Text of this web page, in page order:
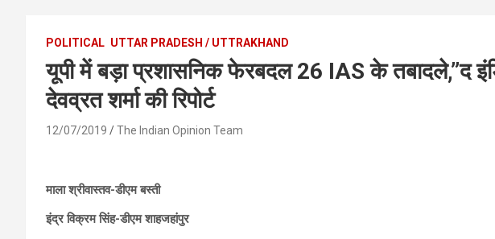
POLITICAL UTTAR PRADESH / UTTRAKHAND
यूपी में बड़ा प्रशासनिक फेरबदल 26 IAS के तबादले,”द
देवव्रत शर्मा की रिपोर्ट
12/07/2019 The Indian Opinion Team
माला श्रीवास्तव-डीएम बस्ती
इंद्र विक्रम सिंह-डीएम शाहजहांपुर